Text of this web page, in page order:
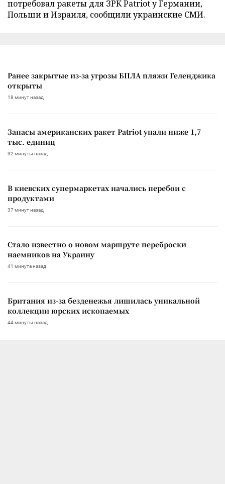
потребовал ракеты для ЗРК Patriot у Германии,
Польши и Израиля, сообщили украинские СМИ.
Ранее закрытые из-за угрозы БПЛА пляжи Геленджика
открыты
18 минут назад
Запасы американских ракет Patriot упали ниже 1,7
тыс. единиц
32 минуты назад
В киевских супермаркетах начались перебои с
продуктами
37 минут назад
Стало известно о новом маршруте переброски
наемников на Украину
41 минута назад
Британия из-за безденежья лишилась уникальной
коллекции юрских ископаемых
44 минуты назад